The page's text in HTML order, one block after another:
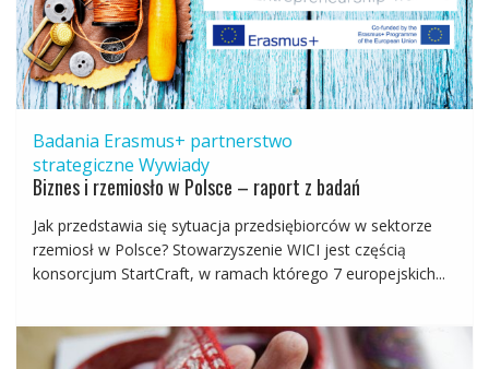
Badania Erasmus+ partnerstwo
strategiczne Wywiady
Biznes i rzemiosło w Polsce – raport z badań
Jak przedstawia się sytuacja przedsiębiorców w sektorze
rzemiosł w Polsce? Stowarzyszenie WICI jest częścią
konsorcjum StartCraft, w ramach którego 7 europejskich...